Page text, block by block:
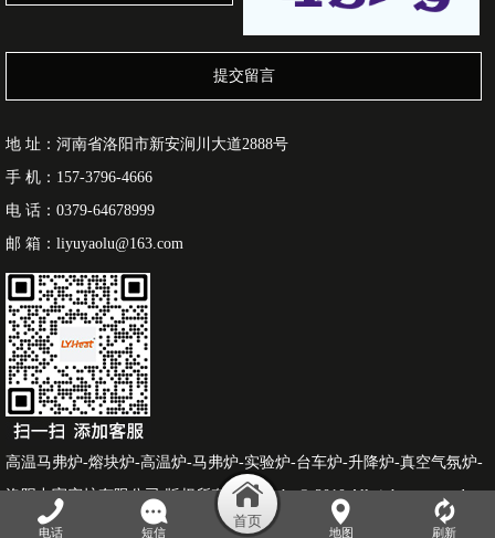
提交留言
地 址：河南省洛阳市新安涧川大道2888号
手 机：157-3796-4666
电 话：0379-64678999
邮 箱：liyuyaolu@163.com
高温马弗炉-熔块炉-高温炉-马弗炉-实验炉-台车炉-升降炉-真空气氛炉-
洛阳力宇窑炉有限公司 版权所有 Copyright © 2010 All rights reserved
豫ICP备12019666号
电话 短信 地图 刷新